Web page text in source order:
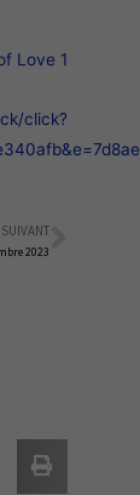
Love 1
click?
SUIVANT
2023